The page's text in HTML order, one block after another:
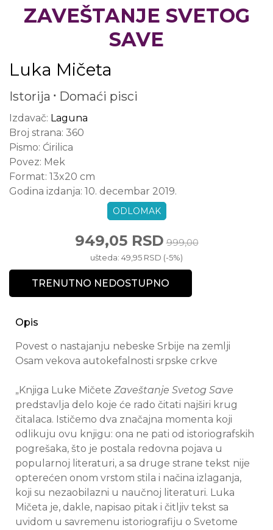
ZAVEŠTANJE SVETOG
SAVE
Luka Mičeta
Istorija Domaći pisci
Izdavač: Laguna
Broj strana: 360
Pismo: Ćirilica
Povez: Mek
Format: 13x20 cm
Godina izdanja: 10. decembar 2019.
ODLOMAK
949,05 RSD 999,00
ušteda: 49,95 RSD (-5%)
TRENUTNO NEDOSTUPNO
Opis
Povest o nastajanju nebeske Srbije na zemlji
Osam vekova autokefalnosti srpske crkve
„Knjiga Luke Mičete Zaveštanje Svetog Save
predstavlja delo koje će rado čitati najširi krug
čitalaca. Ističemo dva značajna momenta koji
odlikuju ovu knjigu: ona ne pati od istoriografskih
pogrešaka, što je postala redovna pojava u
popularnoj literaturi, a sa druge strane tekst nije
opterećen onom vrstom stila i načina izlaganja,
koji su nezaobilazni u naučnoj literaturi. Luka
Mičeta je, dakle, napisao pitak i čitljiv tekst sa
uvidom u savremenu istoriografiju o Svetome